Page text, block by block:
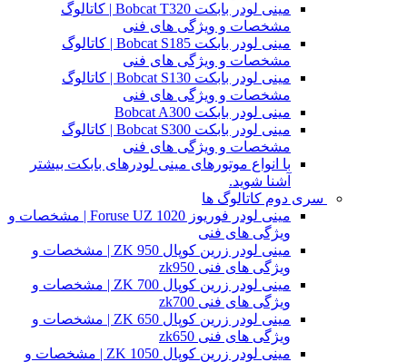
مینی لودر بابکت Bobcat T320 | کاتالوگ
مشخصات و ویژگی های فنی
مینی لودر بابکت Bobcat S185 | کاتالوگ
مشخصات و ویژگی های فنی
مینی لودر بابکت Bobcat S130 | کاتالوگ
مشخصات و ویژگی های فنی
مینی لودر بابکت Bobcat A300
مینی لودر بابکت Bobcat S300 | کاتالوگ
مشخصات و ویژگی های فنی
با انواع موتورهای مینی لودرهای بابکت بیشتر
آشنا شوید.
سری دوم کاتالوگ ها
مینی لودر فوریوز Foruse UZ 1020 | مشخصات و
ویژگی های فنی
مینی لودر زرین کوپال ZK 950 | مشخصات و
ویژگی های فنی zk950
مینی لودر زرین کوپال ZK 700 | مشخصات و
ویژگی های فنی zk700
مینی لودر زرین کوپال ZK 650 | مشخصات و
ویژگی های فنی zk650
مینی لودر زرین کوپال ZK 1050 | مشخصات و